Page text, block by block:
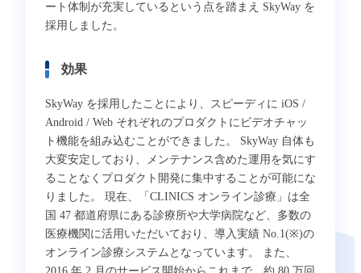
ート体制が充実しているという点を踏まえ SkyWay を
採用しました。
効果
SkyWay を採用したことにより、スピーディに iOS /
Android / Web それぞれのプロダクトにビデオチャッ
ト機能を組み込むことができました。 SkyWay 自体も
大変安定しており、メンテナンス含めた運用を気にす
ることなくプロダクト開発に集中することが可能にな
りました。 現在、「CLINICS オンライン診療」は全
国 47 都道府県にある診療所や大学病院など、多数の
医療機関に活用いただいており、導入実績 No.1(※)の
オンライン診療システムとなっています。 また、